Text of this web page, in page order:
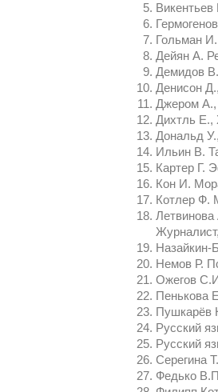
Гольман
Дейян А.
Демидов
Денисон
Джером А.,
Дихтль Е.,
Дональд
Ильин В.
Картер Г.
Кон И.
Котлер Ф.
Назайкин-
Немов Р.
Ожегов
Пенькова
Пушкарёв
Русский
Русский
Серегина
Федько